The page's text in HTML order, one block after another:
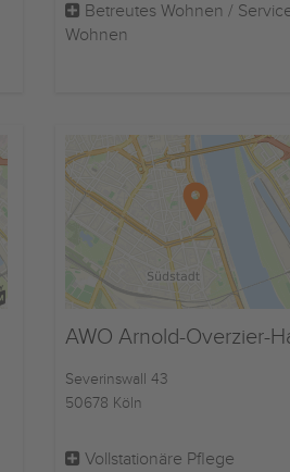
Betreutes Wohnen /
Wohnen
AWO Arnold-Overzier-
Severinswall 43
50678 Köln
Vollstationäre Pflege